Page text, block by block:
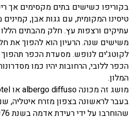
בקוריפו כשישים בתים מקסימים אך
טיסינו המקומית, עם גגות אבן, קמינים
עתיקים ורצפות עץ. חלק מהבתים הללו
משישים שנה. הרעיון הוא להפוך את
לקוטג'ים לנופש. מסעדת הכפר
הכפר ללובי, הרחובות יהיו כמו
המלון.
בעבר לראשונה בצפון מזרח איטליה,